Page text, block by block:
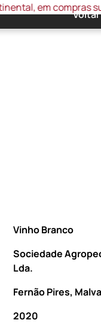
compras superiores
Vinho Branco
Sociedade
Lda.
Fernão Pires,
2020